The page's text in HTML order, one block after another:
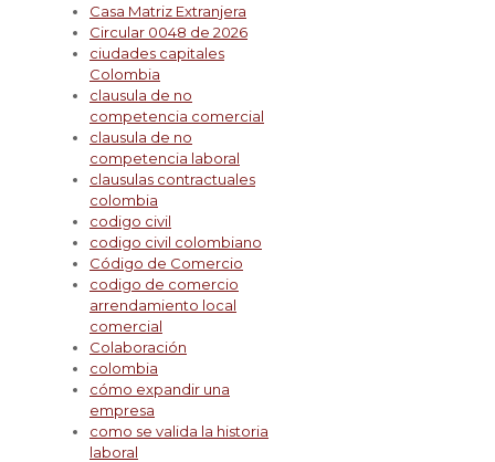
Casa Matriz Extranjera
Circular 0048 de 2026
ciudades capitales
Colombia
clausula de no
competencia comercial
clausula de no
competencia laboral
clausulas contractuales
colombia
codigo civil
codigo civil colombiano
Código de Comercio
codigo de comercio
arrendamiento local
comercial
Colaboración
colombia
cómo expandir una
empresa
como se valida la historia
laboral